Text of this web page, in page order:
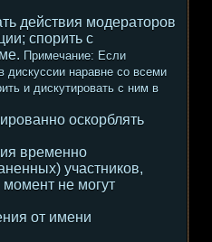
действия модераторов
спорить с
Примечание: Если
дискуссии наравне со всеми
и дискутировать с ним в
оскорблять
временно
участников,
не могут
от имени